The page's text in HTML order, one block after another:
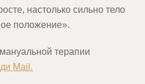
настолько сильно тело
положение».
терапии
Mail.